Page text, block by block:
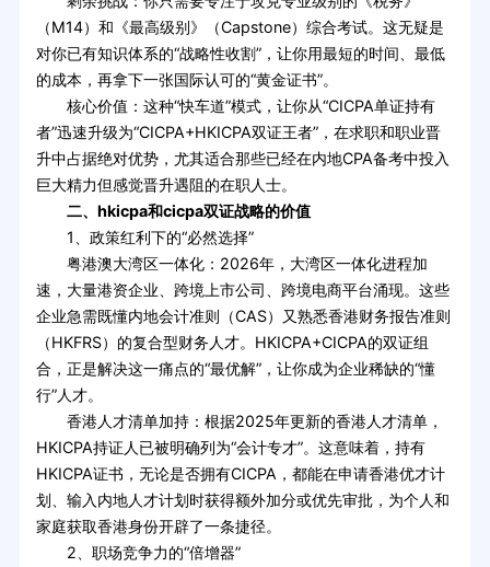
（M14）和《最高级别》（Capstone）综合考试。这无疑是
对你已有知识体系的“战略性收割”，让你用最短的时间、最低
的成本，再拿下一张国际认可的“黄金证书”。
核心价值：这种“快车道”模式，让你从“CICPA单证持有
者”迅速升级为“CICPA+HKICPA双证王者”，在求职和职业晋
升中占据绝对优势，尤其适合那些已经在内地CPA备考中投入
巨大精力但感觉晋升遇阻的在职人士。
二、hkicpa和cicpa双证战略的价值
1、政策红利下的“必然选择”
粤港澳大湾区一体化：2026年，大湾区一体化进程加
速，大量港资企业、跨境上市公司、跨境电商平台涌现。这些
企业急需既懂内地会计准则（CAS）又熟悉香港财务报告准则
（HKFRS）的复合型财务人才。HKICPA+CICPA的双证组
合，正是解决这一痛点的“最优解”，让你成为企业稀缺的“懂
行”人才。
香港人才清单加持：根据2025年更新的香港人才清单，
HKICPA持证人已被明确列为“会计专才”。这意味着，持有
HKICPA证书，无论是否拥有CICPA，都能在申请香港优才计
划、输入内地人才计划时获得额外加分或优先审批，为个人和
家庭获取香港身份开辟了一条捷径。
2、职场竞争力的“倍增器”